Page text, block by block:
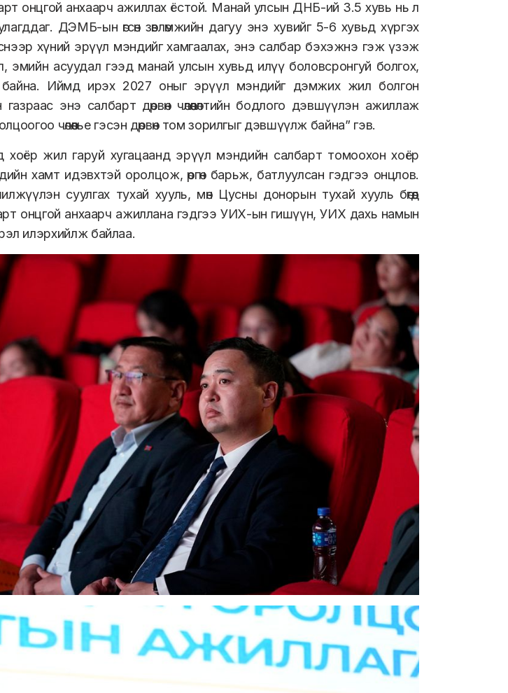
онцгой анхаарч ажиллах ёстой. Манай улсын ДНБ-ий 3.5 хувь нь л
ДЭМБ-ын өгсөн зөвлөмжийн дагуу энэ хувийг 5-6 хувьд хүргэх
хүний эрүүл мэндийг хамгаалах, энэ салбар бэхэжнэ гэж үзэж
эмийн асуудал гээд манай улсын хувьд илүү боловсронгуй болгох,
байна. Иймд ирэх 2027 оныг эрүүл мэндийг дэмжих жил болгон
энэ салбарт дөрвөн чөлөөлөлтийн бодлого дэвшүүлэн ажиллаж
чөлөөлье гэсэн дөрвөн том зорилгыг дэвшүүлж байна” гэв.
жил гаруй хугацаанд эрүүл мэндийн салбарт томоохон хоёр
хамт идэвхтэй оролцож, өргөн барьж, батлуулсан гэдгээ онцлов.
суулгах тухай хууль, мөн Цусны донорын тухай хууль бөгөөд
онцгой анхаарч ажиллана гэдгээ УИХ-ын гишүүн, УИХ дахь намын
илэрхийлж байлаа.